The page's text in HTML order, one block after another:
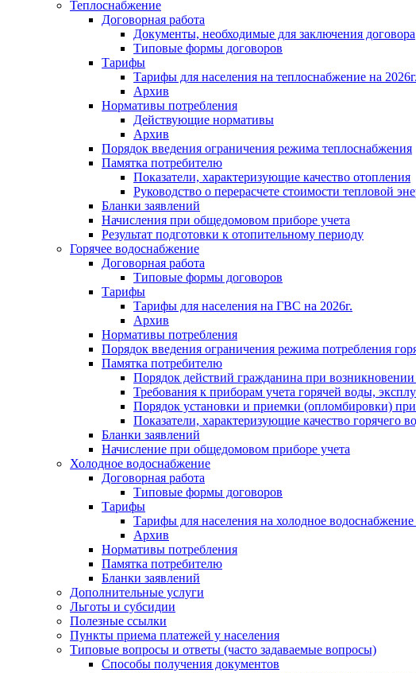
Теплоснабжение
Договорная работа
Документы, необходимые для заключения договора
Типовые формы договоров
Тарифы
Тарифы для населения на теплоснабжение на 2026г.
Архив
Нормативы потребления
Действующие нормативы
Архив
Порядок введения ограничения режима теплоснабжения
Памятка потребителю
Показатели, характеризующие качество отопления
Руководство о перерасчете стоимости тепловой
Бланки заявлений
Начисления при общедомовом приборе учета
Результат подготовки к отопительному периоду
Горячее водоснабжение
Договорная работа
Типовые формы договоров
Тарифы
Тарифы для населения на ГВС на 2026г.
Архив
Нормативы потребления
Порядок введения ограничения режима потребления
Памятка потребителю
Порядок действий гражданина при
Требования к приборам учета горячей воды,
Порядок установки и приемки (опломбировки)
Показатели, характеризующие качество горячего
Бланки заявлений
Начисление при общедомовом приборе учета
Холодное водоснабжение
Договорная работа
Типовые формы договоров
Тарифы
Тарифы для населения на холодное водоснабжение
Архив
Нормативы потребления
Памятка потребителю
Бланки заявлений
Дополнительные услуги
Льготы и субсидии
Полезные ссылки
Пункты приема платежей у населения
Типовые вопросы и ответы (часто задаваемые вопросы)
Способы получения документов